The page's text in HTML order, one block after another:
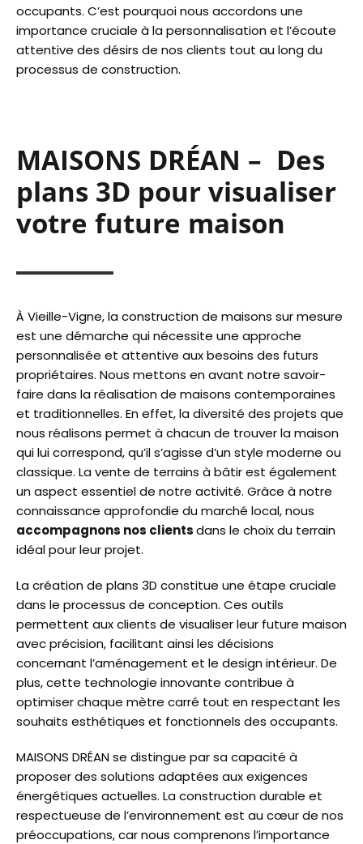
occupants. C’est pourquoi nous accordons une
importance cruciale à la personnalisation et l’écoute
attentive des désirs de nos clients tout au long du
processus de construction.
MAISONS DRÉAN – Des
plans 3D pour visualiser
votre future maison
À Vieille-Vigne, la construction de maisons sur mesure
est une démarche qui nécessite une approche
personnalisée et attentive aux besoins des futurs
propriétaires. Nous mettons en avant notre savoir-
faire dans la réalisation de maisons contemporaines
et traditionnelles. En effet, la diversité des projets que
nous réalisons permet à chacun de trouver la maison
qui lui correspond, qu’il s’agisse d’un style moderne ou
classique. La vente de terrains à bâtir est également
un aspect essentiel de notre activité. Grâce à notre
connaissance approfondie du marché local, nous
accompagnons nos clientsdans le choix du terrain
idéal pour leur projet.
La création de plans 3D constitue une étape cruciale
dans le processus de conception. Ces outils
permettent aux clients de visualiser leur future maison
avec précision, facilitant ainsi les décisions
concernant l’aménagement et le design intérieur. De
plus, cette technologie innovante contribue à
optimiser chaque mètre carré tout en respectant les
souhaits esthétiques et fonctionnels des occupants.
MAISONS DRÉAN se distingue par sa capacité à
proposer des solutions adaptées aux exigences
énergétiques actuelles. La construction durable et
respectueuse de l’environnement est au cœur de nos
préoccupations, car nous comprenons l’importance